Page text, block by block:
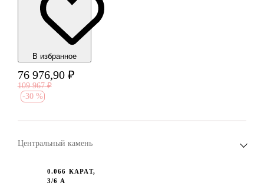
В избранноe
76 976,90 ₽
109 967 ₽
-30 %
Центральный камень
0.066 КАРАТ,
3/6 А